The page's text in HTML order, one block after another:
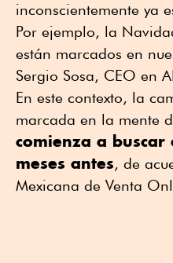
inconscientemente ya
Por ejemplo, la
están marcados en
Sergio Sosa, CEO en
En este contexto, la
marcada en la mente
comienza a
meses antes, de
Mexicana de Venta